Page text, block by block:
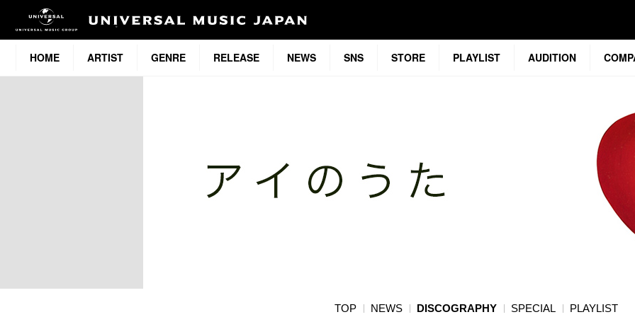
HOME ARTIST GENRE RELEASE NEWS SNS STORE PLAYLIST AUDITION
TOP NEWS DISCOGRAPHY SPECIAL PLAYLIST